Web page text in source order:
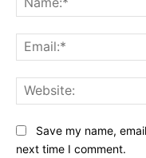
Save my name,
next time I comment.